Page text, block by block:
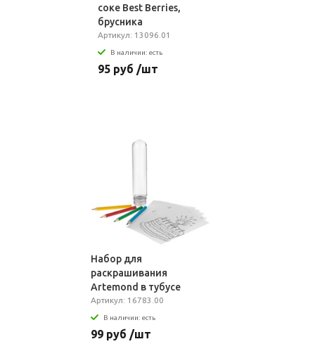
соке Best Berries,
брусника
Артикул: 13096.01
В наличии: есть
95 руб /шт
Набор для
раскрашивания
Artemond в тубусе
Артикул: 16783.00
В наличии: есть
99 руб /шт